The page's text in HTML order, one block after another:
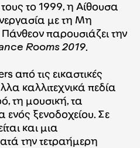
το 1999, η Αίθουσα
με τη Μη
παρουσιάζει την
Rooms 2019.
από τις εικαστικές
καλλιτεχνικά πεδία
τη μουσική, τα
ξενοδοχείου. Σε
και μια
την τετραήμερη